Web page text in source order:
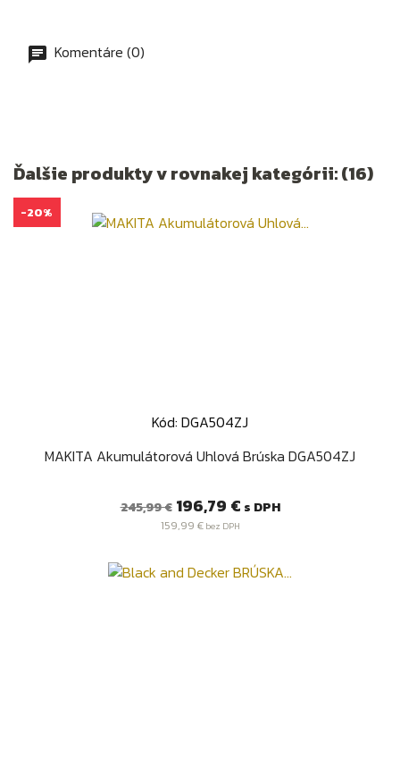
Komentáre (0)
Ďalšie produkty v rovnakej kategórii: (16)
Kód: DGA504ZJ
MAKITA Akumulátorová Uhlová Brúska DGA504ZJ
Bežná
245,99 € Cena
196,79 € s DPH
159,99 €bez DPH
-20%